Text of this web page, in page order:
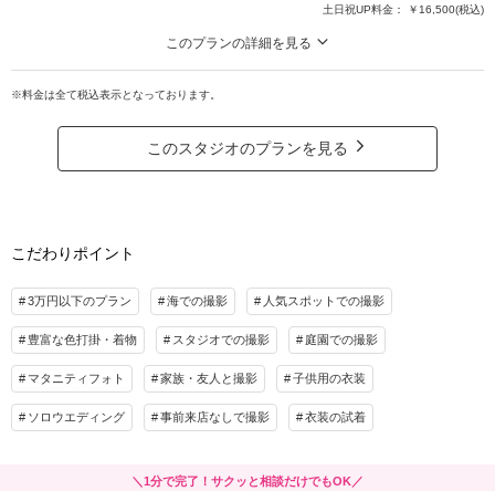
新婦衣装1着
家族と撮影 ペットと撮影
ル1着分(13歳まで)・肌着、撮影用グレードアップ小物レンタル付／新婦様メイク追
要別途料金
相談予約する
来店・オンライン
撮影日の空き
を確認する
土日祝UP料金：
￥16,500(税込)
このプランの詳細を見る
お子様衣装付き＆肌着など撮影に必要なものが全部パックに！データ65カット
は３日以内に納品。オプションで親御様の衣装レンタルも可能
写真に残せる特別なプランです。
お子様衣装付きでお子様と一緒に記念の写真を撮影いただけます。
撮影料 新婦衣装2着 新郎衣装2着
着付け ヘアメイク 小物一式
アルバム データ 65カット
衣装追加 会食
家族と撮影 家族用衣装レンタル
新婦様ヘアセット付・￥11,000までのグレードアップ衣装代込み・お子様衣装レンタ
※料金は全て税込表示となっております。
このスタジオのプランを見る
こだわりポイント
3万円以下のプラン 海での撮影 人気スポットでの撮影
豊富な色打掛・着物 スタジオでの撮影 庭園での撮影
マタニティフォト 家族・友人と撮影 子供用の衣装
ソロウエディング 事前来店なしで撮影 衣装の試着
＼1分で完了！サクッと相談だけでもOK／